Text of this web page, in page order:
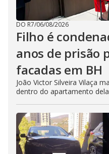
DO R7/06/08/2026
Filho é
anos de prisão
facadas em BH
João Victor Silveira Vilaça
dentro do apartamento